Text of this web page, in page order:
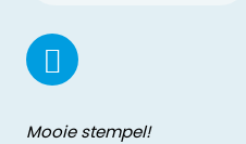
Mooie stempel!